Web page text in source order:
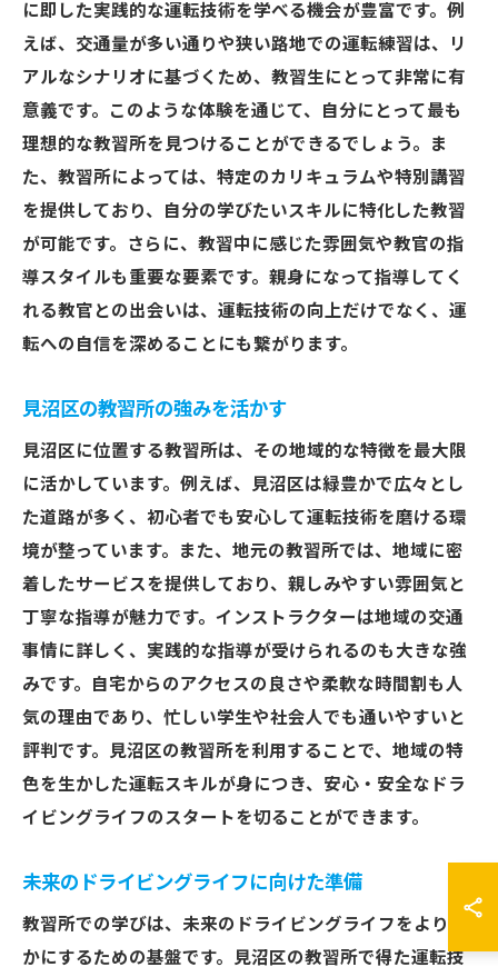
に即した実践的な運転技術を学べる機会が豊富です。例
えば、交通量が多い通りや狭い路地での運転練習は、リ
アルなシナリオに基づくため、教習生にとって非常に有
意義です。このような体験を通じて、自分にとって最も
理想的な教習所を見つけることができるでしょう。ま
た、教習所によっては、特定のカリキュラムや特別講習
を提供しており、自分の学びたいスキルに特化した教習
が可能です。さらに、教習中に感じた雰囲気や教官の指
導スタイルも重要な要素です。親身になって指導してく
れる教官との出会いは、運転技術の向上だけでなく、運
転への自信を深めることにも繋がります。
見沼区の教習所の強みを活かす
見沼区に位置する教習所は、その地域的な特徴を最大限
に活かしています。例えば、見沼区は緑豊かで広々とし
た道路が多く、初心者でも安心して運転技術を磨ける環
境が整っています。また、地元の教習所では、地域に密
着したサービスを提供しており、親しみやすい雰囲気と
丁寧な指導が魅力です。インストラクターは地域の交通
事情に詳しく、実践的な指導が受けられるのも大きな強
みです。自宅からのアクセスの良さや柔軟な時間割も人
気の理由であり、忙しい学生や社会人でも通いやすいと
評判です。見沼区の教習所を利用することで、地域の特
色を生かした運転スキルが身につき、安心・安全なドラ
イビングライフのスタートを切ることができます。
未来のドライビングライフに向けた準備
教習所での学びは、未来のドライビングライフをより豊
かにするための基盤です。見沼区の教習所で得た運転技